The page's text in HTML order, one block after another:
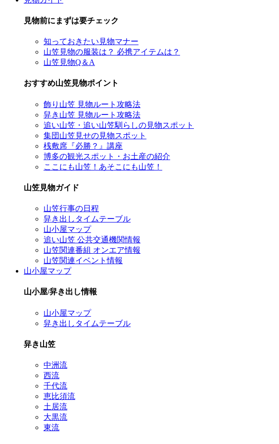
見物前にまずは要チェック
知っておきたい見物マナー
山笠見物の服装は？ 必携アイテムは？
山笠見物Q＆A
おすすめ山笠見物ポイント
飾り山笠 見物ルート攻略法
舁き山笠 見物ルート攻略法
追い山笠・追い山笠馴らしの見物スポット
集団山笠見せの見物スポット
桟敷席『必勝？』講座
博多の観光スポット・お土産の紹介
ここにも山笠！あそこにも山笠！
山笠見物ガイド
山笠行事の日程
舁き出しタイムテーブル
山小屋マップ
追い山笠 公共交通機関情報
山笠関連番組 オンエア情報
山笠関連イベント情報
山小屋マップ
山小屋/舁き出し情報
山小屋マップ
舁き出しタイムテーブル
舁き山笠
中洲流
西流
千代流
恵比須流
土居流
大黒流
東流